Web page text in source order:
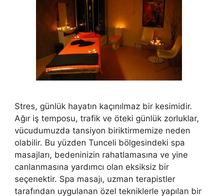
Stres, günlük hayatın kaçınılmaz bir kesimidir.
Ağır iş temposu, trafik ve öteki günlük zorluklar,
vücudumuzda tansiyon biriktirmemize neden
olabilir. Bu yüzden Tunceli bölgesindeki spa
masajları, bedeninizin rahatlamasına ve yine
canlanmasına yardımcı olan eksiksiz bir
seçenektir. Spa masajı, uzman terapistler
tarafından uygulanan özel tekniklerle yapılan bir